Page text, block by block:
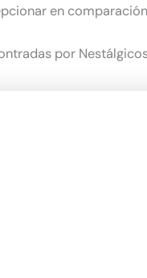
en
por